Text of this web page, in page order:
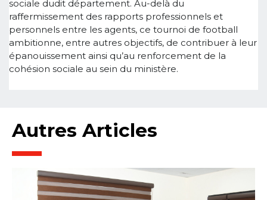
sociale dudit département. Au-delà du
raffermissement des rapports professionnels et
personnels entre les agents, ce tournoi de football
ambitionne, entre autres objectifs, de contribuer à leur
épanouissement ainsi qu’au renforcement de la
cohésion sociale au sein du ministère.
Autres Articles